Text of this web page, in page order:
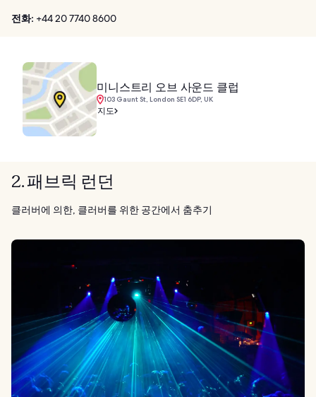
전화: +44 20 7740 8600
미니스트리 오브 사운드 클럽
103 Gaunt St, London SE1 6DP, UK
지도
2. 패브릭 런던
클러버에 의한, 클러버를 위한 공간에서 춤추기